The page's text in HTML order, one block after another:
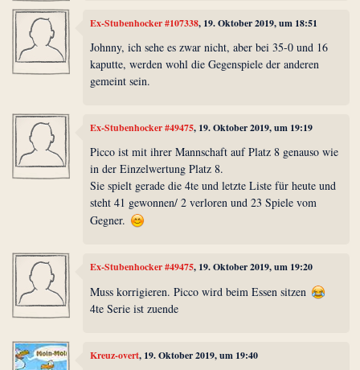
Ex-Stubenhocker #107338, 19. Oktober 2019, um 18:51
Johnny, ich sehe es zwar nicht, aber bei 35-0 und 16
kaputte, werden wohl die Gegenspiele der anderen
gemeint sein.
Ex-Stubenhocker #49475, 19. Oktober 2019, um 19:19
Picco ist mit ihrer Mannschaft auf Platz 8 genauso wie
in der Einzelwertung Platz 8.
Sie spielt gerade die 4te und letzte Liste für heute und
steht 41 gewonnen/ 2 verloren und 23 Spiele vom
Gegner.
Ex-Stubenhocker #49475, 19. Oktober 2019, um 19:20
Muss korrigieren. Picco wird beim Essen sitzen
4te Serie ist zuende
Kreuz-overt, 19. Oktober 2019, um 19:40